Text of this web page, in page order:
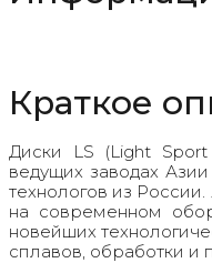
Краткое
Диски LS (Light Sport
ведущих заводах
технологов из
на современном
новейших
сплавов, обработки и